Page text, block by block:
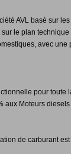
AVL basé sur
le plan
avec
pour
aux Moteurs
de carburant